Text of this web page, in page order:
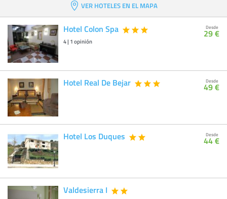
VER HOTELES EN EL MAPA
Hotel Colon Spa
4| 1opinión
Desde
29 €
Hotel Real De Bejar Desde
49 €
Hotel Los Duques Desde
44 €
Valdesierra I